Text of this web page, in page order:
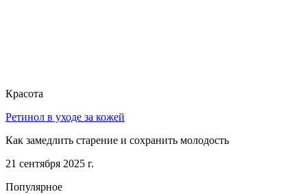
Красота
Ретинол в уходе за кожей
Как замедлить старение и сохранить молодость
21 сентября 2025 г.
Популярное